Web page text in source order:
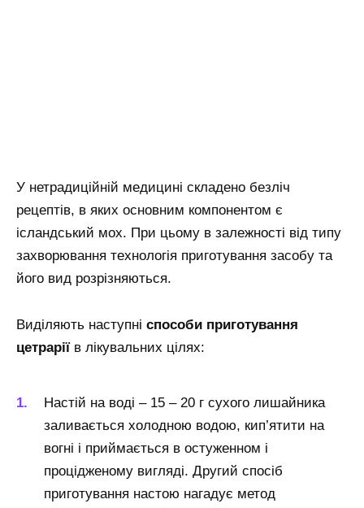
У нетрадиційній медицині складено безліч
рецептів, в яких основним компонентом є
ісландський мох. При цьому в залежності від типу
захворювання технологія приготування засобу та
його вид розрізняються.
Виділяють наступні способи приготування
цетрарії в лікувальних цілях:
Настій на воді – 15 – 20 г сухого лишайника
заливається холодною водою, кип’ятити на
вогні і приймається в остуженном і
процідженому вигляді. Другий спосіб
приготування настою нагадує метод